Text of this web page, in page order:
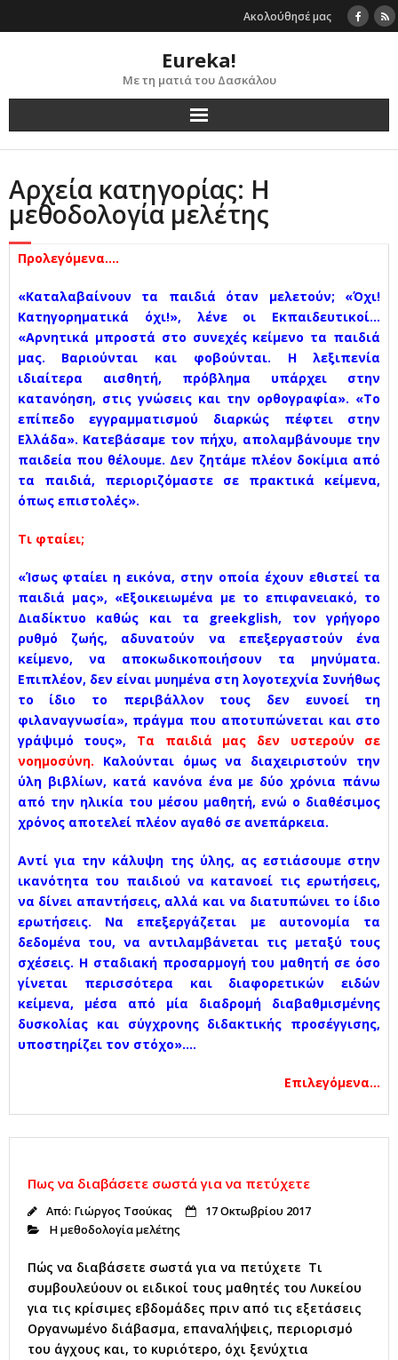
to
Ακολούθησέ μας
Eureka!
Με τη ματιά του Δασκάλου
Αρχεία κατηγορίας: Η
μεθοδολογία μελέτης
Προλεγόμενα….
«Καταλαβαίνουν τα παιδιά όταν μελετούν; «Όχι!
Κατηγορηματικά όχι!», λένε οι Εκπαιδευτικοί…
«Αρνητικά μπροστά στο συνεχές κείμενο τα παιδιά
μας. Βαριούνται και φοβούνται. Η λεξιπενία
ιδιαίτερα αισθητή, πρόβλημα υπάρχει στην
κατανόηση, στις γνώσεις και την ορθογραφία». «Το
επίπεδο εγγραμματισμού διαρκώς πέφτει στην
Ελλάδα». Κατεβάσαμε τον πήχυ, απολαμβάνουμε την
παιδεία που θέλουμε. Δεν ζητάμε πλέον δοκίμια από
τα παιδιά, περιοριζόμαστε σε πρακτικά κείμενα,
όπως επιστολές».
Τι φταίει;
«Ίσως φταίει η εικόνα, στην οποία έχουν εθιστεί τα
παιδιά μας», «Εξοικειωμένα με το επιφανειακό, το
Διαδίκτυο καθώς και τα greekglish, τον γρήγορο
ρυθμό ζωής, αδυνατούν να επεξεργαστούν ένα
κείμενο, να αποκωδικοποιήσουν τα μηνύματα.
Επιπλέον, δεν είναι μυημένα στη λογοτεχνία Συνήθως
το ίδιο το περιβάλλον τους δεν ευνοεί τη
φιλαναγνωσία», πράγμα που αποτυπώνεται και στο
γράψιμό τους», Τα παιδιά μας δεν υστερούν σε
νοημοσύνη. Καλούνται όμως να διαχειριστούν την
ύλη βιβλίων, κατά κανόνα ένα με δύο χρόνια πάνω
από την ηλικία του μέσου μαθητή, ενώ ο διαθέσιμος
χρόνος αποτελεί πλέον αγαθό σε ανεπάρκεια.
Αντί για την κάλυψη της ύλης, ας εστιάσουμε στην
ικανότητα του παιδιού να κατανοεί τις ερωτήσεις,
να δίνει απαντήσεις, αλλά και να διατυπώνει το ίδιο
ερωτήσεις. Να επεξεργάζεται με αυτονομία τα
δεδομένα του, να αντιλαμβάνεται τις μεταξύ τους
σχέσεις. Η σταδιακή προσαρμογή του μαθητή σε όσο
γίνεται περισσότερα και διαφορετικών ειδών
κείμενα, μέσα από μία διαδρομή διαβαθμισμένης
δυσκολίας και σύγχρονης διδακτικής προσέγγισης,
υποστηρίζει τον στόχο»….
Επιλεγόμενα…
Πως να διαβάσετε σωστά για να πετύχετε
Από: Γιώργος Τσούκας
17 Οκτωβρίου 2017
Η μεθοδολογία μελέτης
Πώς να διαβάσετε σωστά για να πετύχετε Τι
συμβουλεύουν οι ειδικοί τους μαθητές του Λυκείου
για τις κρίσιμες εβδομάδες πριν από τις εξετάσεις
Οργανωμένο διάβασμα, επαναλήψεις, περιορισμό
του άγχους και, το κυριότερο, όχι ξενύχτια